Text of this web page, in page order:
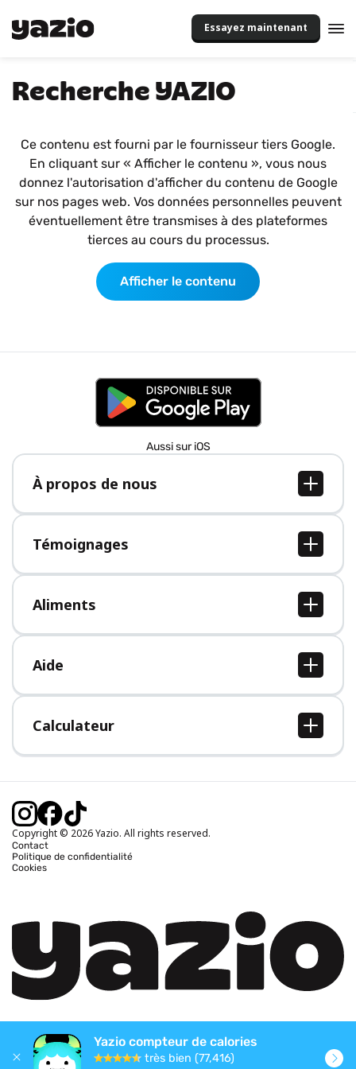
Essayez maintenant
Recherche YAZIO
Ce contenu est fourni par le fournisseur tiers Google.
En cliquant sur « Afficher le contenu », vous nous
donnez l'autorisation d'afficher du contenu de Google
sur nos pages web. Vos données personnelles peuvent
éventuellement être transmises à des plateformes
tierces au cours du processus.
Afficher le contenu
Aussi sur iOS
À propos de nous
À propos de nous
Postes
Presse
Témoignages
Tous les témoignages
Aliments
Tous les aliments
Aide
Centre d'aide
Calculateur
Calcul IMC
Calcul poids idéal
Calcul calories brûlées
Copyright © 2026 Yazio. All rights reserved.
Contact
Politique de confidentialité
Cookies
Yazio compteur de calories
très bien (77,416)